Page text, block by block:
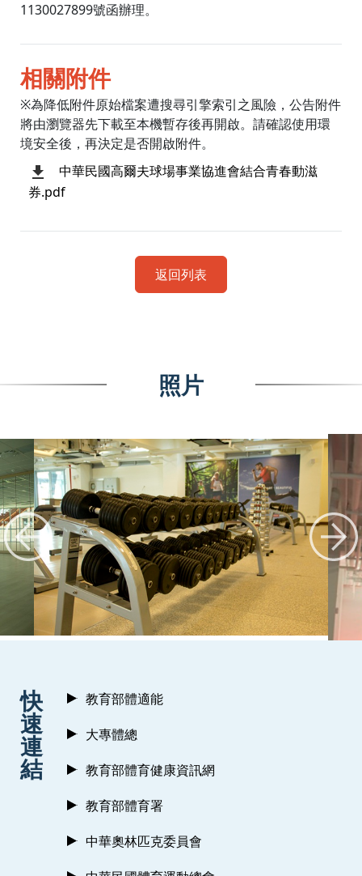
1130027899號函辦理。
相關附件
※為降低附件原始檔案遭搜尋引擎索引之風險，公告附件
將由瀏覽器先下載至本機暫存後再開啟。請確認使用環
境安全後，再決定是否開啟附件。
中華民國高爾夫球場事業協進會結合青春動滋
券.pdf
返回列表
照片
快
速
連
結
教育部體適能
大專體總
教育部體育健康資訊網
教育部體育署
中華奧林匹克委員會